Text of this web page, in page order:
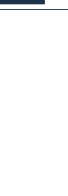
más